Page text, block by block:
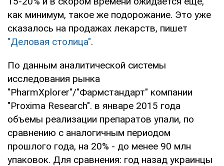
как минимум, такое же подорожание. Это уже
сказалось на продажах лекарств, пишет
"Деловая столица".
По данным аналитической системы
исследования рынка
"PharmXplorer"/"Фармстандарт" компании
"Proxima Research". в январе 2015 года
объемы реализации препаратов упали, по
сравнению с аналогичным периодом
прошлого года, на 20% - до менее 90 млн
упаковок. Для сравнения: год назад украинцы